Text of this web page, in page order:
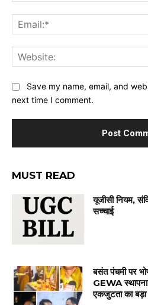
Save my name, email, and
next time I comment.
MUST READ
यूजीसी नियम,
सच्चाई
बसंत पंचमी पर
GEWA
एकजुटता का